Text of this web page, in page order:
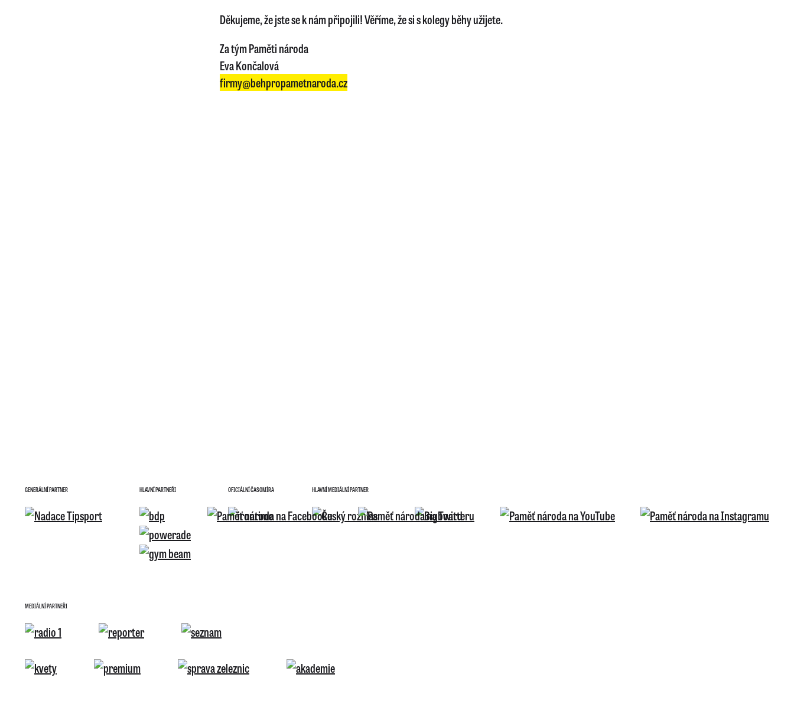
Děkujeme, že jste se k nám připojili! Věříme, že si s kolegy běhy užijete.
Za tým Paměti národa
Eva Končalová
firmy@behpropametnaroda.cz
GENERÁLNÍ PARTNER HLAVNÍ PARTNEŘI OFICIÁLNÍ ČASOMÍRA HLAVNÍ MEDIÁLNÍ PARTNER
MEDIÁLNÍ PARTNEŘI